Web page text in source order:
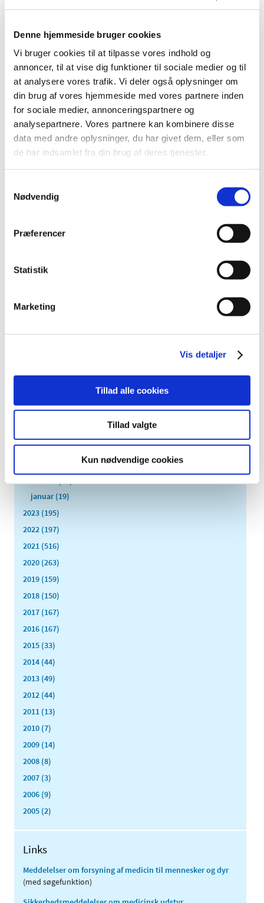
Denne hjemmeside bruger cookies
Vi bruger cookies til at tilpasse vores indhold og
annoncer, til at vise dig funktioner til sociale medier og til
at analysere vores trafik. Vi deler også oplysninger om
din brug af vores hjemmeside med vores partnere inden
for sociale medier, annonceringspartnere og
analysepartnere. Vores partnere kan kombinere disse
data med andre oplysninger, du har givet dem, eller som
de har indsamlet fra din brug af deres tjenester.
Nødvendig
Præferencer
Statistik
Marketing
Vis detaljer
Tillad alle cookies
Tillad valgte
Kun nødvendige cookies
|9. april 2024|
engrosforhandling af visse stoffer kan nu findes på
Danmark har fået et bemyndiget organ til
certificering af medicinsk udstyr
|8. april 2024 |
Lægemiddelstyrelsen har designeret TÜV SÜD Danmark
ApS som bemyndiget organ for medicinsk udstyr. Det…
Ledig bevilling til Nexø Apotek
|4. april 2024|
september 2024. Bevillingen er opslået ledig efter Lov
2024 (224)
september (15)
juli (20)
januar (19)
2023 (195)
2022 (197)
2021 (516)
2020 (263)
2019 (159)
2018 (150)
2017 (167)
2016 (167)
2015 (33)
2014 (44)
2013 (49)
2012 (44)
2011 (13)
2010 (7)
2009 (14)
2008 (8)
2007 (3)
2006 (9)
2005 (2)
Links
Meddelelser om forsyning af medicin til mennesker og dyr
(med søgefunktion)